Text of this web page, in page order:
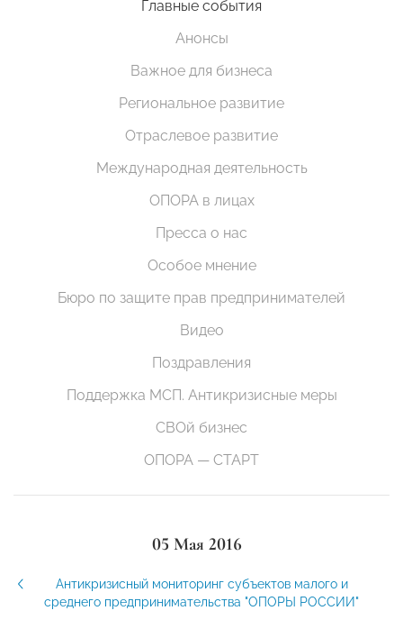
Главные события
Анонсы
Важное для бизнеса
Региональное развитие
Отраслевое развитие
Международная деятельность
ОПОРА в лицах
Пресса о нас
Особое мнение
Бюро по защите прав предпринимателей
Видео
Поздравления
Поддержка МСП. Антикризисные меры
СВОй бизнес
ОПОРА — СТАРТ
05 Мая 2016
Антикризисный мониторинг субъектов малого и
среднего предпринимательства "ОПОРЫ РОССИИ"